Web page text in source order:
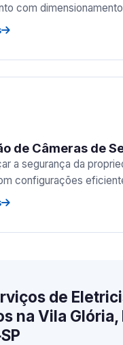
com
de Câmeras de
a segurança da
configurações
de
na Vila